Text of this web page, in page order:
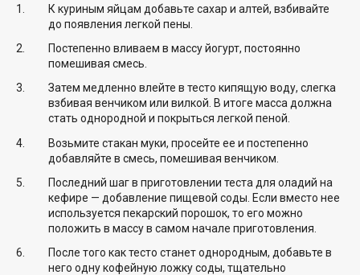
К куриным яйцам добавьте сахар и алтей, взбивайте
до появления легкой пены.
Постепенно вливаем в массу йогурт, постоянно
помешивая смесь.
Затем медленно влейте в тесто кипящую воду, слегка
взбивая венчиком или вилкой. В итоге масса должна
стать однородной и покрыться легкой пеной.
Возьмите стакан муки, просейте ее и постепенно
добавляйте в смесь, помешивая венчиком.
Последний шаг в приготовлении теста для оладий на
кефире — добавление пищевой соды. Если вместо нее
используется пекарский порошок, то его можно
положить в массу в самом начале приготовления.
После того как тесто станет однородным, добавьте в
него одну кофейную ложку соды, тщательно